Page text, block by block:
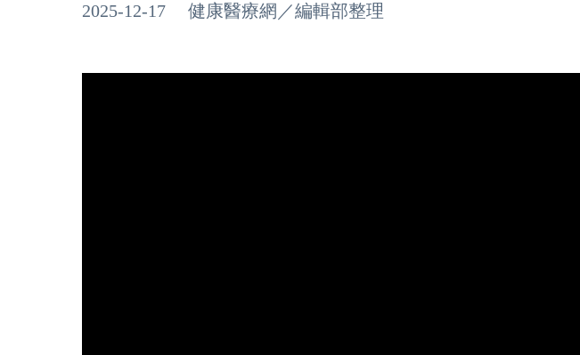
2025-12-17 健康醫療網／編輯部整理